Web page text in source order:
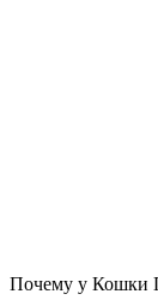
Почему у Кошки